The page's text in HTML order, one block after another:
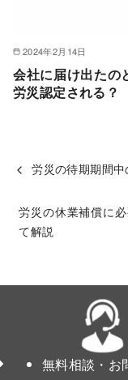
2024年2月14日
会社に届け出たの
労災認定される？
労災の待期期間
労災の休業補償に
て解説
無料相談・お